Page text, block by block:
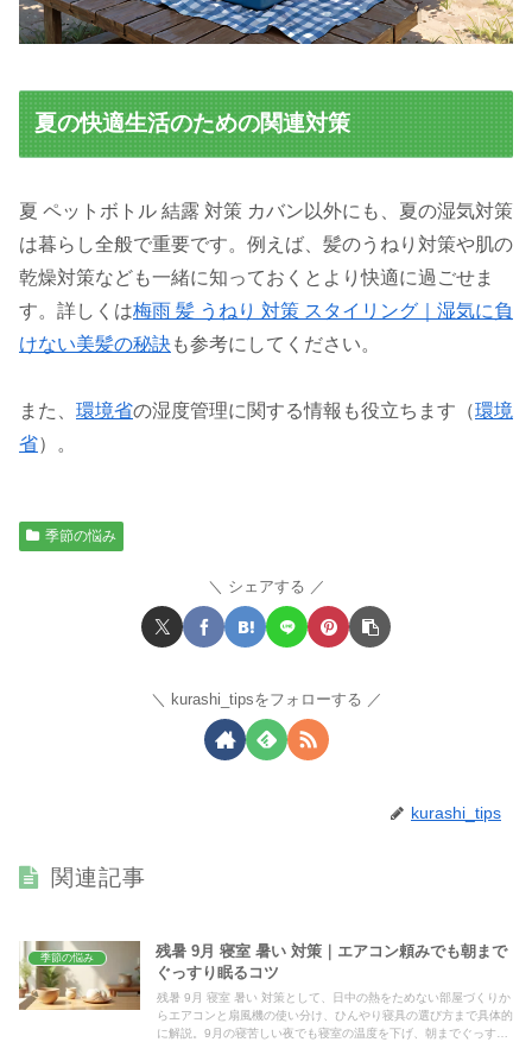
夏の快適生活のための関連対策
夏 ペットボトル 結露 対策 カバン以外にも、夏の湿気対策
は暮らし全般で重要です。例えば、髪のうねり対策や肌の
乾燥対策なども一緒に知っておくとより快適に過ごせま
す。詳しくは梅雨 髪 うねり 対策 スタイリング｜湿気に負
けない美髪の秘訣も参考にしてください。
また、 環境省の湿度管理に関する情報も役立ちます（環境
省）。
季節の悩み
シェアする
kurashi_tipsをフォローする
kurashi_tips
関連記事
季節の悩み
残暑 9月 寝室 暑い 対策｜エアコン頼みでも朝まで
ぐっすり眠るコツ
残暑 9月 寝室 暑い 対策として、日中の熱をためない部屋づくりか
らエアコンと扇風機の使い分け、ひんやり寝具の選び方まで具体的
に解説。9月の寝苦しい夜でも寝室の温度を下げ、朝までぐっすり